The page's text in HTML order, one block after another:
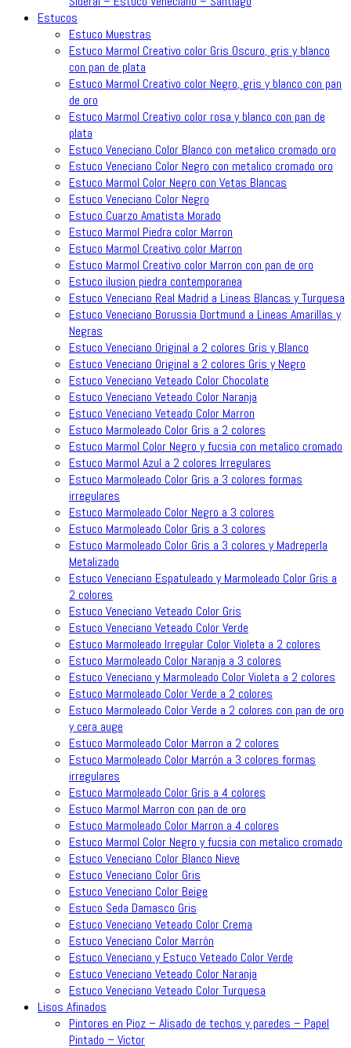
Estucos
Estuco Muestras
Estuco Marmol Creativo color Gris Oscuro, gris y blanco
con pan de plata
Estuco Marmol Creativo color Negro, gris y blanco con pan
de oro
Estuco Marmol Creativo color rosa y blanco con pan de
plata
Estuco Veneciano Color Blanco con metalico cromado oro
Estuco Veneciano Color Negro con metalico cromado oro
Estuco Marmol Color Negro con Vetas Blancas
Estuco Veneciano Color Negro
Estuco Cuarzo Amatista Morado
Estuco Marmol Piedra color Marron
Estuco Marmol Creativo color Marron
Estuco Marmol Creativo color Marron con pan de oro
Estuco ilusion piedra contemporanea
Estuco Veneciano Real Madrid a Lineas Blancas y Turquesa
Estuco Veneciano Borussia Dortmund a Lineas Amarillas y
Negras
Estuco Veneciano Original a 2 colores Gris y Blanco
Estuco Veneciano Original a 2 colores Gris y Negro
Estuco Veneciano Veteado Color Chocolate
Estuco Veneciano Veteado Color Naranja
Estuco Veneciano Veteado Color Marron
Estuco Marmoleado Color Gris a 2 colores
Estuco Marmol Color Negro y fucsia con metalico cromado
Estuco Marmol Azul a 2 colores Irregulares
Estuco Marmoleado Color Gris a 3 colores formas
irregulares
Estuco Marmoleado Color Negro a 3 colores
Estuco Marmoleado Color Gris a 3 colores
Estuco Marmoleado Color Gris a 3 colores y Madreperla
Metalizado
Estuco Veneciano Espatuleado y Marmoleado Color Gris a
2 colores
Estuco Veneciano Veteado Color Gris
Estuco Veneciano Veteado Color Verde
Estuco Marmoleado Irregular Color Violeta a 2 colores
Estuco Marmoleado Color Naranja a 3 colores
Estuco Veneciano y Marmoleado Color Violeta a 2 colores
Estuco Marmoleado Color Verde a 2 colores
Estuco Marmoleado Color Verde a 2 colores con pan de oro
y cera auge
Estuco Marmoleado Color Marron a 2 colores
Estuco Marmoleado Color Marrón a 3 colores formas
irregulares
Estuco Marmoleado Color Gris a 4 colores
Estuco Marmol Marron con pan de oro
Estuco Marmoleado Color Marron a 4 colores
Estuco Marmol Color Negro y fucsia con metalico cromado
Estuco Veneciano Color Blanco Nieve
Estuco Veneciano Color Gris
Estuco Veneciano Color Beige
Estuco Seda Damasco Gris
Estuco Veneciano Veteado Color Crema
Estuco Veneciano Color Marrón
Estuco Veneciano y Estuco Veteado Color Verde
Estuco Veneciano Veteado Color Naranja
Estuco Veneciano Veteado Color Turquesa
Lisos Afinados
Pintores en Pioz – Alisado de techos y paredes – Papel
Pintado – Victor